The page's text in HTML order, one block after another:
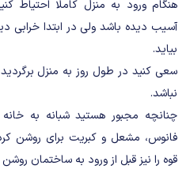
هنگام ورود به منزل کاملا احتیاط
آسیب دیده باشد ولی در ابتدا خرابی
بیاید.
سعی کنید در طول روز به منزل برگردید
نباشد.
چنانچه مجبور هستید شبانه به خانه
فانوس، مشعل و کبریت برای روشن
قوه را نیز قبل از ورود به ساختمان روشن